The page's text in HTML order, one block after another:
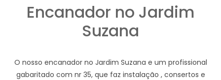
Encanador no Jardim
Suzana
O nosso encanador no Jardim Suzana e um profissional
gabaritado com nr 35, que faz instalação , consertos e